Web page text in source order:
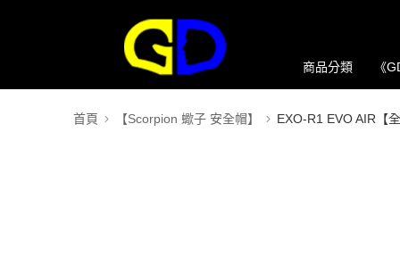
商品分類 《
首頁 【Scorpion 蠍子 安全帽】 EXO-R1 EVO AIR【